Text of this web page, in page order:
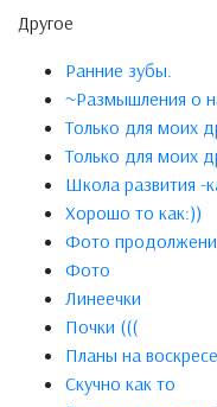
Другое
Ранние зубы.
~Размышления о
Только для моих
Только для моих
Школа развития -
Хорошо то как:))
Фото
Фото
Линеечки
Почки (((
Планы на
Скучно как то